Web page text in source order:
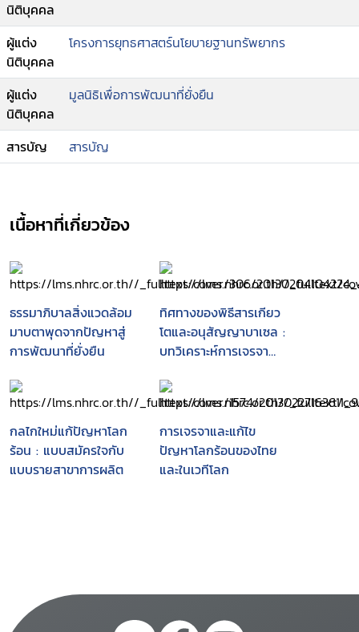
นิติบุคคล
ผู้แต่ง
นิติบุคคล
โครงการยุทธศาสตร์นโยบายฐานทรัพยากร
ผู้แต่ง
นิติบุคคล
มูลนิธิเพื่อการพัฒนาที่ยั่งยืน
สารบัญ สารบัญ
เนื้อหาที่เกี่ยวข้อง
ธรรมาภิบาลสิ่งแวดล้อม
มาบตาพุดจากปัญหาสู่
การพัฒนาที่ยั่งยืน
ทิศทางของพิธีสารเกียว
โตและอนุสัญญาบาเซล :
บทวิเคราะห์การเจรจา
แวดล้อม
กลไกใหม่แก้ปัญหาโลก
ร้อน : แบบสมัครใจกับ
แบบรายสาขาการผลิต
การเจรจาและแก้ไข
ปัญหาโลกร้อนของไทย
และในเวทีโลก